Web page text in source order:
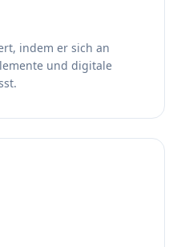
indem er sich an
und digitale